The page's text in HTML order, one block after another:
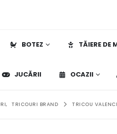
BOTEZ TĂIERE DE
JUCĂRII OCAZII
, TRICOURI BRAND TRICOU